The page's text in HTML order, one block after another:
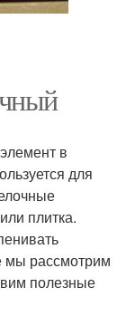
в
для
плитка.
мы рассмотрим
полезные